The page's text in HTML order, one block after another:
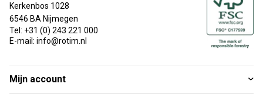
Kerkenbos 1028
6546 BA Nijmegen
Tel: +31 (0) 243 221 000
E-mail: info@rotim.nl
Mijn account